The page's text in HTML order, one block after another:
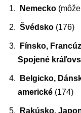
Nemecko
Švédsko (176)
Fínsko,
Spojené
Belgicko,
americké (174)
Rakúsko,